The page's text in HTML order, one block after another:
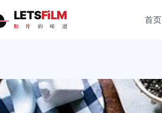
LETSFiLM
胶 片 的 味 道
首页